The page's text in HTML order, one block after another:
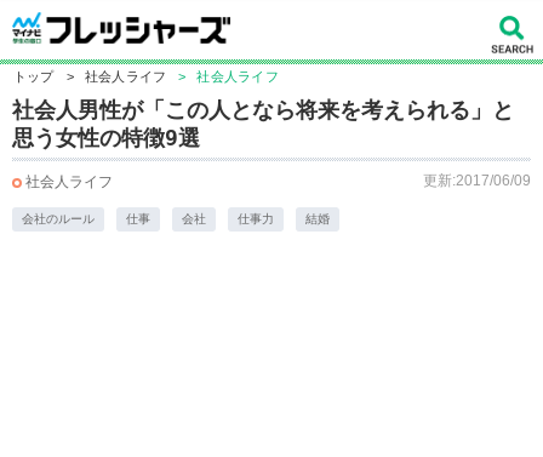
トップ > 社会人ライフ > 社会人ライフ
社会人男性が「この人となら将来を考えられる」と
思う女性の特徴9選
社会人ライフ 更新:2017/06/09
会社のルール 仕事 会社 仕事力 結婚